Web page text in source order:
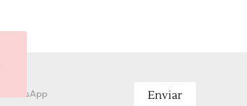
Enviar